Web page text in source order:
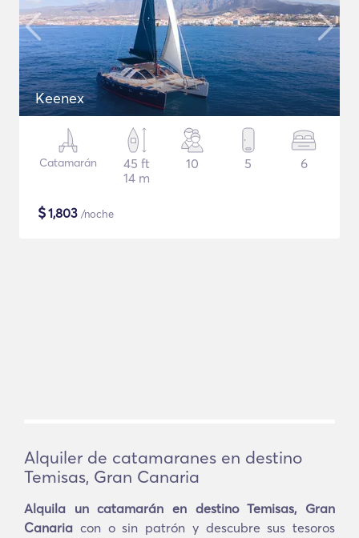
Keenex
Catamarán
45 ft
14 m
10 5 6
$1,803 /noche
Alquiler de catamaranes en destino
Temisas, Gran Canaria
Alquila un catamarán en destino Temisas, Gran
Canaria con o sin patrón y descubre sus tesoros